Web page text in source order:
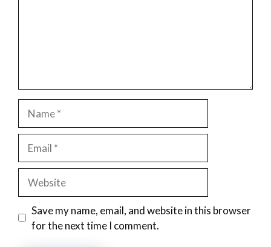
Save my name, email, and website in this browser
for the next time I comment.